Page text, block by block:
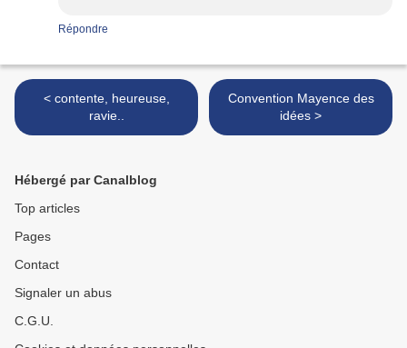
Répondre
< contente, heureuse,
ravie..
Convention Mayence des
idées >
Hébergé par Canalblog
Top articles
Pages
Contact
Signaler un abus
C.G.U.